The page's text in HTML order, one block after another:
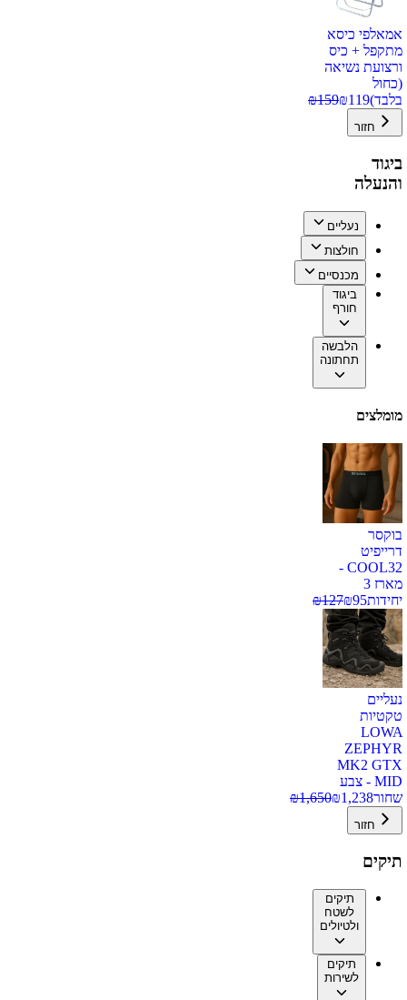
אמאלפי כיסא
מתקפל + כיס
ורצועת נשיאה
(כחול
בלבד)
₪119
₪159
חזור
ביגוד
והנעלה
נעליים
חולצות
מכנסיים
ביגוד
חורף
הלבשה
תחתונה
מומלצים
בוקסר
דרייפיט
COOL32 -
מארז 3
יחידות
₪95
₪127
נעליים
טקטיות
LOWA
ZEPHYR
MK2 GTX
MID - צבע
שחור
₪1,238
₪1,650
חזור
תיקים
תיקים
לשטח
ולטיולים
תיקים
לשירות